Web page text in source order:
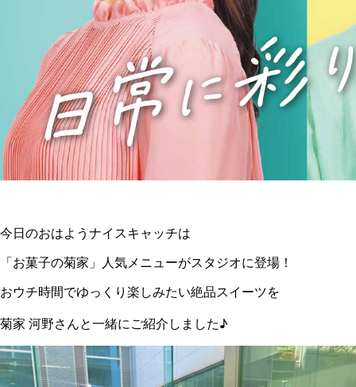
今日のおはようナイスキャッチは
「お菓子の菊家」人気メニューがスタジオに登場！
おウチ時間でゆっくり楽しみたい絶品スイーツを
菊家 河野さんと一緒にご紹介しました♪